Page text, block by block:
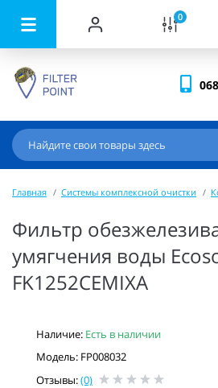
0
Главная Системы комплексной очистки
Фильтр
умягчения воды
FK1252CEMIXA
Наличие: Есть в наличии
Модель: FP008032
Отзывы:(0)